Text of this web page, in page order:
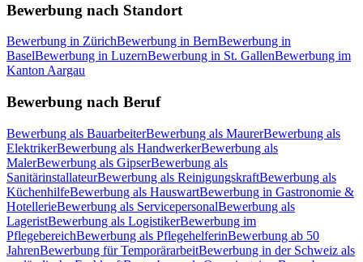
Bewerbung nach Standort
Bewerbung in ZürichBewerbung in BernBewerbung in
BaselBewerbung in LuzernBewerbung in St. GallenBewerbung im
Kanton Aargau
Bewerbung nach Beruf
Bewerbung als BauarbeiterBewerbung als MaurerBewerbung als
ElektrikerBewerbung als HandwerkerBewerbung als
MalerBewerbung als GipserBewerbung als
SanitärinstallateurBewerbung als ReinigungskraftBewerbung als
KüchenhilfeBewerbung als HauswartBewerbung in Gastronomie &
HotellerieBewerbung als ServicepersonalBewerbung als
LageristBewerbung als LogistikerBewerbung im
PflegebereichBewerbung als PflegehelferinBewerbung ab 50
JahrenBewerbung für TemporärarbeitBewerbung in der Schweiz als